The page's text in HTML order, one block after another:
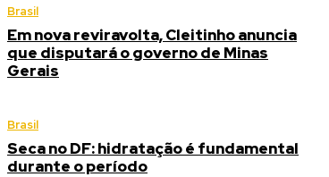
Brasil
Em nova reviravolta, Cleitinho anuncia
que disputará o governo de Minas
Gerais
Brasil
Seca no DF: hidratação é fundamental
durante o período